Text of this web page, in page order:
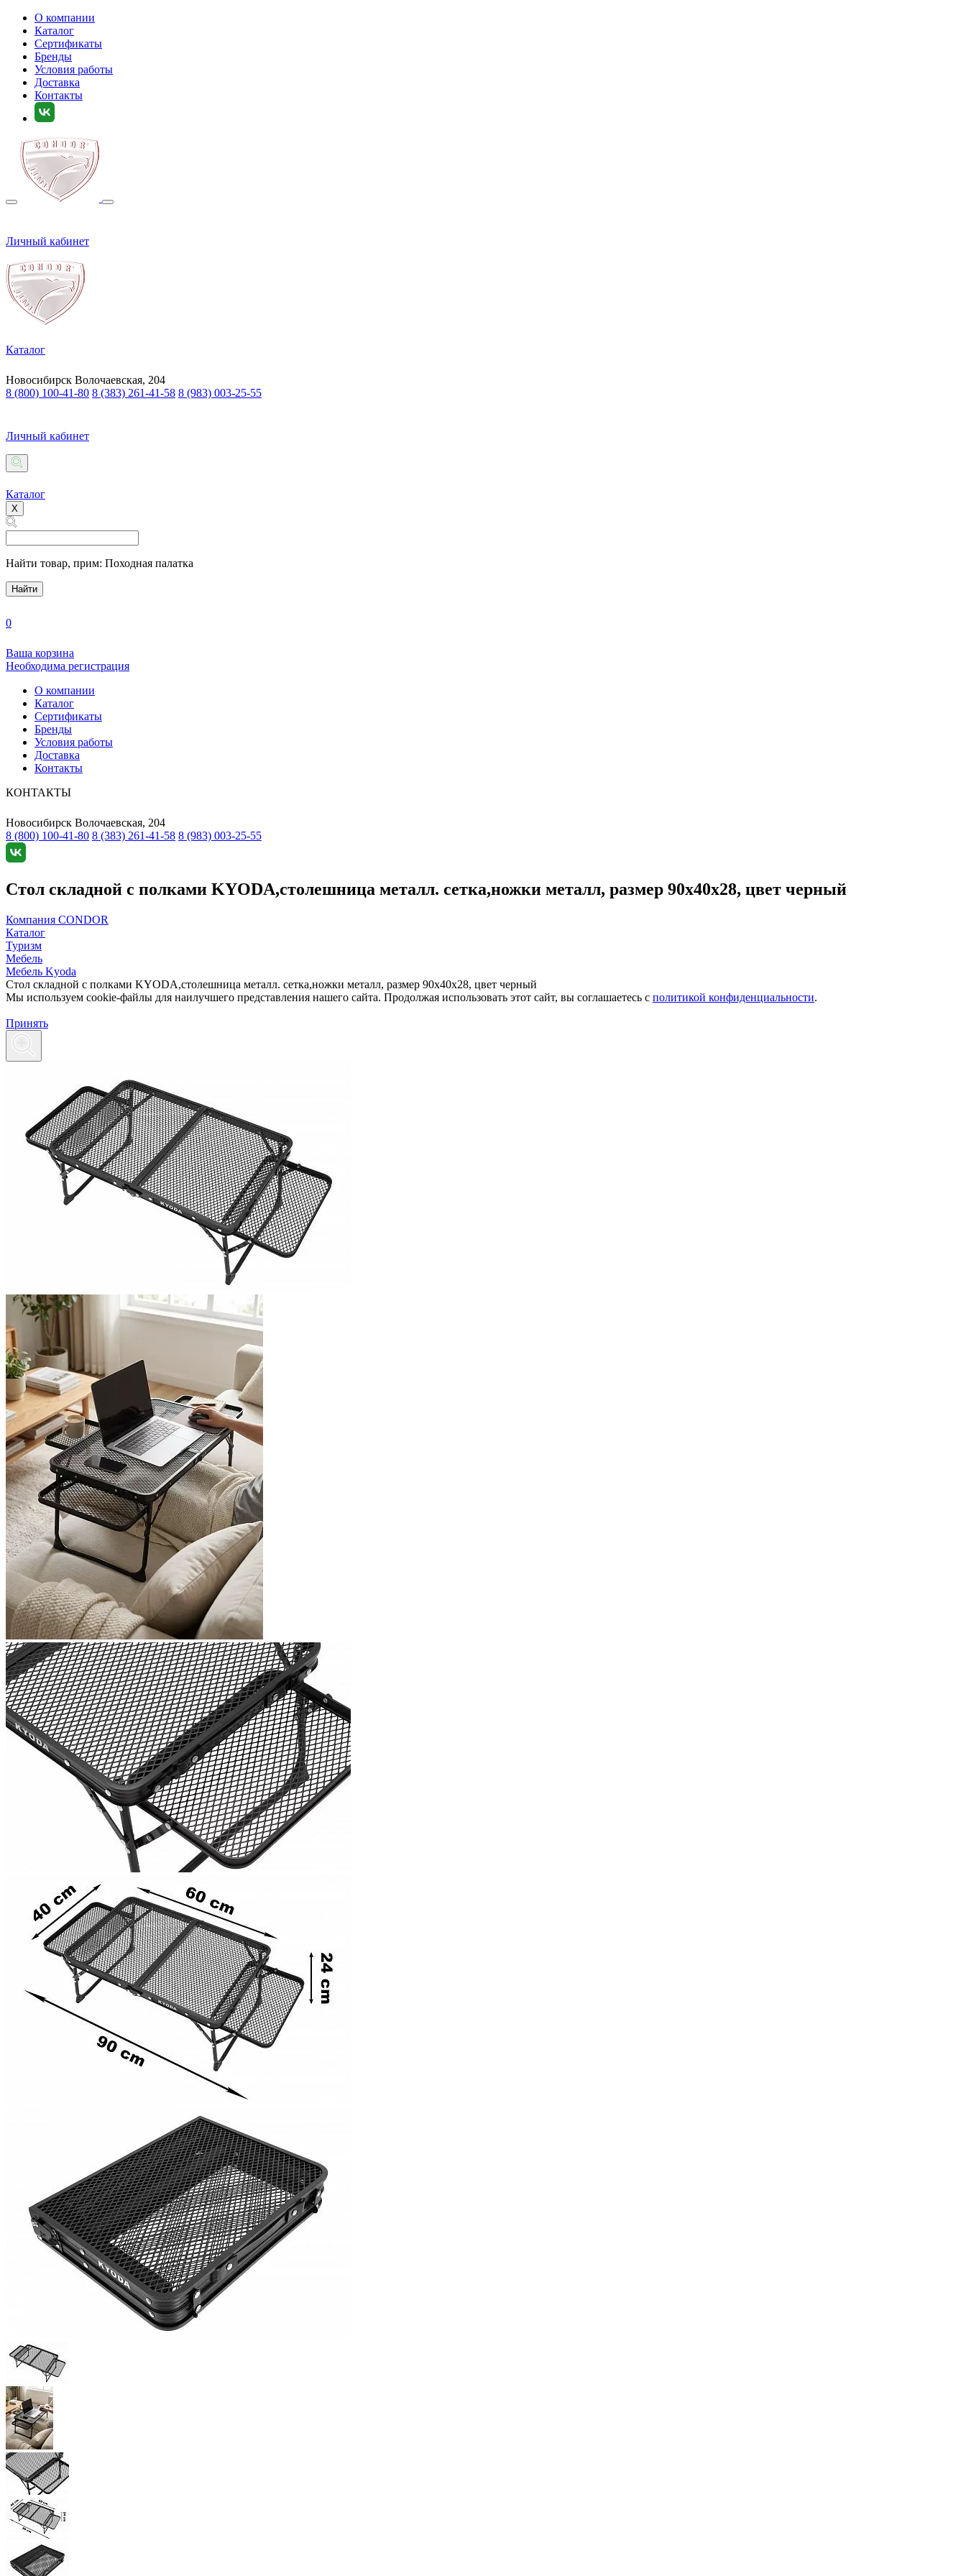
О компании
Каталог
Сертификаты
Бренды
Условия работы
Доставка
Контакты
Личный кабинет
Каталог
Новосибирск Волочаевская, 204
8 (800) 100-41-80 8 (383) 261-41-58 8 (983) 003-25-55
Личный кабинет
Каталог
X
Найти товар, прим: Походная палатка
Найти
0
Ваша корзина
Необходима регистрация
О компании
Каталог
Сертификаты
Бренды
Условия работы
Доставка
Контакты
КОНТАКТЫ
Новосибирск Волочаевская, 204
8 (800) 100-41-80 8 (383) 261-41-58 8 (983) 003-25-55
Стол складной с полками KYODA,столешница металл. сетка,ножки металл, размер 90х40х28, цвет черный
Компания CONDOR
Каталог
Туризм
Мебель
Мебель Kyoda
Стол складной с полками KYODA,столешница металл. сетка,ножки металл, размер 90х40х28, цвет черный
Мы используем cookie-файлы для наилучшего представления нашего сайта. Продолжая использовать этот сайт, вы соглашаетесь c политикой конфиденциальности.
Принять